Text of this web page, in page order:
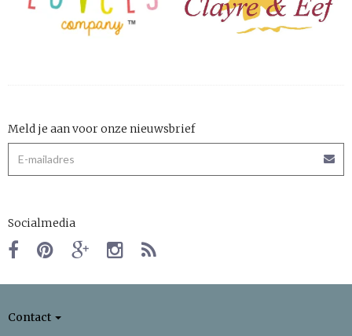
Meld je aan voor onze nieuwsbrief
Socialmedia
Contact